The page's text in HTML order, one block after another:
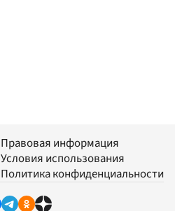
Правовая информация
Условия использования
Политика конфиденциальности